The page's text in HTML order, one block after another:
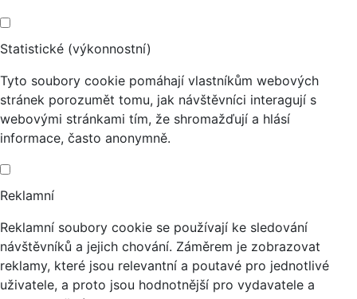
Statistické (výkonnostní)
Tyto soubory cookie pomáhají vlastníkům webových
stránek porozumět tomu, jak návštěvníci interagují s
webovými stránkami tím, že shromažďují a hlásí
informace, často anonymně.
Reklamní
Reklamní soubory cookie se používají ke sledování
návštěvníků a jejich chování. Záměrem je zobrazovat
reklamy, které jsou relevantní a poutavé pro jednotlivé
uživatele, a proto jsou hodnotnější pro vydavatele a